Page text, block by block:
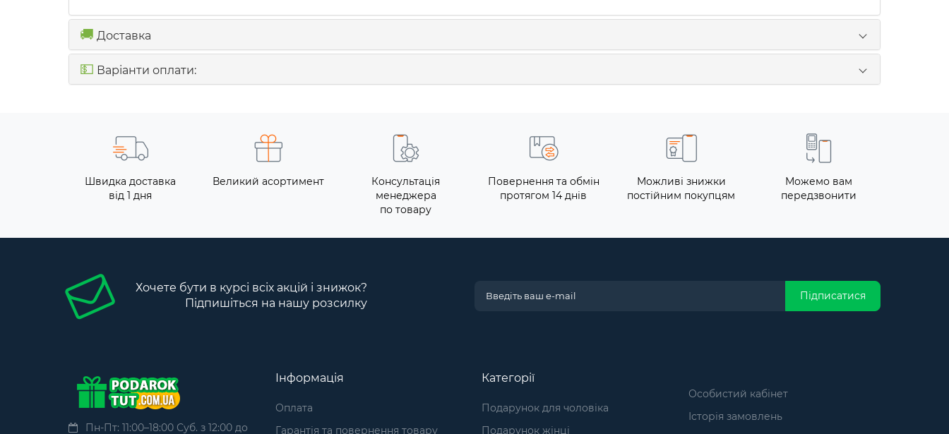
🚚 Доставка
💵 Варіанти оплати:
Швидка доставка
від 1 дня
Великий асортимент
Консультація
менеджера
по товару
Повернення та обмін
протягом 14 днів
Можливі знижки
постійним покупцям
Можемо вам
передзвонити
Хочете бути в курсі всіх акцій і знижок?
Підпишіться на нашу розсилку
Підписатися
Пн-Пт: 11:00–18:00 Суб. з 12:00 до
Інформація
Оплата
Гарантія та повернення товару
Категорії
Подарунок для чоловіка
Подарунок жінці
Особистий кабінет
Історія замовлень